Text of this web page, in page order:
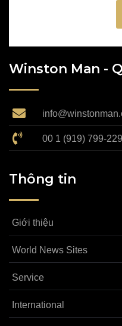
Winston Man -
00 1 (919) 799-
Thông tin
Giới thiệu
World News Sites
Service
International